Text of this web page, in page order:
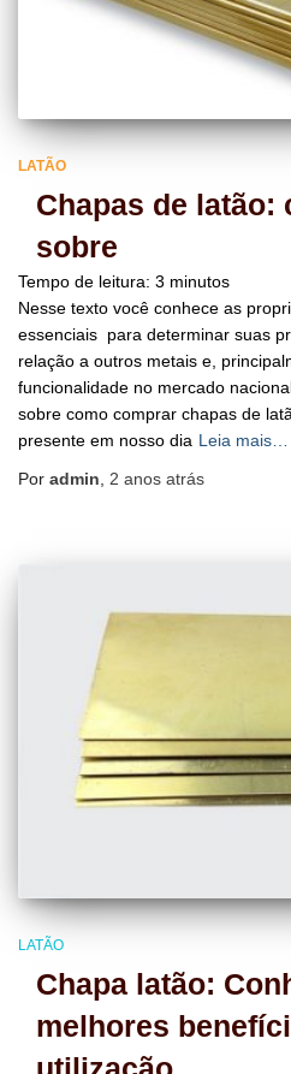
LATÃO
Chapas de latão:
sobre
Tempo de leitura: 3 minutos
Nesse texto você conhece as
essenciais para determinar suas
relação a outros metais e,
funcionalidade no mercado
sobre como comprar chapas de
presente em nosso dia Leia mais…
Por admin 2 anos atrás
LATÃO
Chapa latão:
melhores